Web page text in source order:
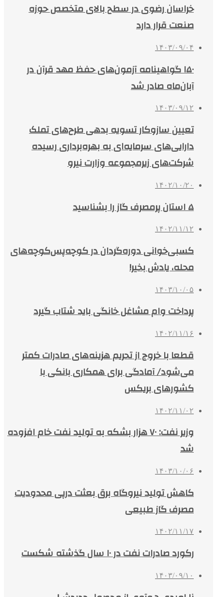
خراسان رضوی در سطح بالای متخصص حوزه
صنعت قرار دارد
۱۴۰۳/۰۹/۰۴
۱۵۰ گواهینامه آزمون‌های حفظ مهد قرآن در
آبان‌ماه صادر شد
۱۴۰۳/۰۹/۱۲
تعیین سازوکار تسویه بدهی طرح‌های تملک
دارایی‌های سرمایه‌ای به بهره‌برداری رسیده
شرکت‌های زیرمجموعه وزارت نیرو
۱۴۰۲/۱۰/۲۰
۵ استان پرمصرف گاز را بشناسید
۱۴۰۲/۱۱/۱۲
کسبی‌خوانی‌ دوره‌گردان در کوچه‌پس‌کوچه‌های
محله، یادش بخیر!
۱۴۰۳/۱۰/۰۵
پرداخت وام مشاغل خانگی باید شتاب گیرد
۱۴۰۲/۱۱/۱۶
قطعا با خروج از تحریم هزینه‌های صادرات کمتر
می‌شود/ آمادگی برای همکاری بانکی با
کشورهای بریکس
۱۴۰۲/۱۱/۰۲
وزیر نفت: ۷۰ هزار بشکه به تولید نفت خام افزوده
شد
۱۴۰۳/۱۰/۰۶
کاهش تولید نیروگاه برق بعثت درپی محدودیت
مصرف گاز طبیعی
۱۴۰۲/۱۱/۱۷
رکورد صادرات نفت در ۱۰ سال گذشته شکست
۱۴۰۳/۰۹/۱۰